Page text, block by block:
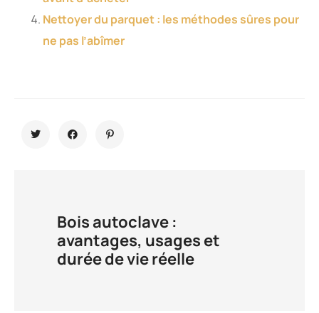
Nettoyer du parquet : les méthodes sûres pour
ne pas l’abîmer
Bois autoclave :
avantages, usages et
durée de vie réelle